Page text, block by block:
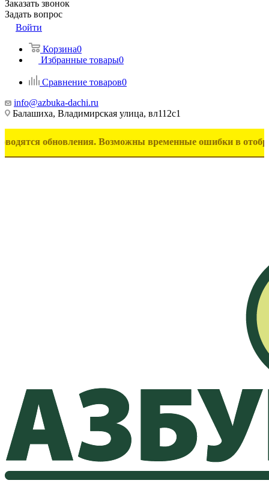
Заказать звонок
Задать вопрос
Войти
Корзина0
Избранные товары0
Сравнение товаров0
info@azbuka-dachi.ru
Балашиха, Владимирская улица, вл112с1
Возможны временные ошибки в отображении